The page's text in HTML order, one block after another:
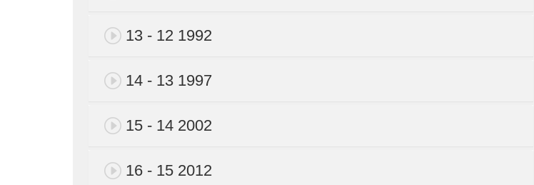
13 - 12 1992
14 - 13 1997
15 - 14 2002
16 - 15 2012